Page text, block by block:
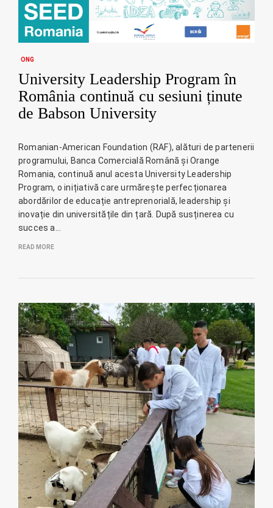
ONG
University Leadership Program în
România continuă cu sesiuni ținute
de Babson University
Romanian-American Foundation (RAF), alături de partenerii
programului, Banca Comercială Română și Orange
Romania, continuă anul acesta University Leadership
Program, o inițiativă care urmărește perfecționarea
abordărilor de educație antreprenorială, leadership și
inovație din universitățile din țară. După susținerea cu
succes a…
READ MORE